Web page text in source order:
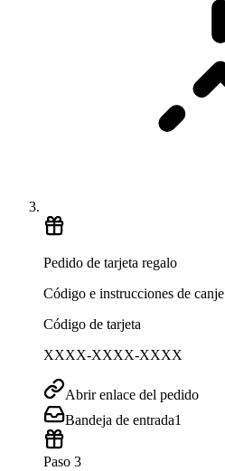
Pedido de tarjeta regalo
Código e instrucciones de canje
Código de tarjeta
XXXX-XXXX-XXXX
Abrir enlace del pedido
Bandeja de entrada1
Paso 3